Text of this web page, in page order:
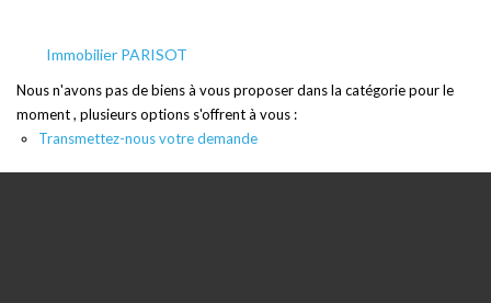
Immobilier PARISOT
Nous n'avons pas de biens à vous proposer dans la catégorie pour le
moment , plusieurs options s'offrent à vous :
Transmettez-nous votre demande